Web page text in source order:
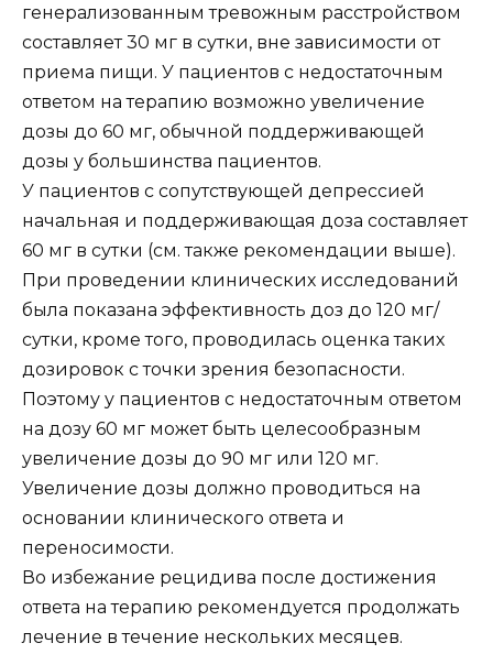
генерализованным тревожным расстройством
составляет 30 мг в сутки, вне зависимости от
приема пищи. У пациентов с недостаточным
ответом на терапию возможно увеличение
дозы до 60 мг, обычной поддерживающей
дозы у большинства пациентов.
У пациентов с сопутствующей депрессией
начальная и поддерживающая доза составляет
60 мг в сутки (см. также рекомендации выше).
При проведении клинических исследований
была показана эффективность доз до 120 мг/
сутки, кроме того, проводилась оценка таких
дозировок с точки зрения безопасности.
Поэтому у пациентов с недостаточным ответом
на дозу 60 мг может быть целесообразным
увеличение дозы до 90 мг или 120 мг.
Увеличение дозы должно проводиться на
основании клинического ответа и
переносимости.
Во избежание рецидива после достижения
ответа на терапию рекомендуется продолжать
лечение в течение нескольких месяцев.